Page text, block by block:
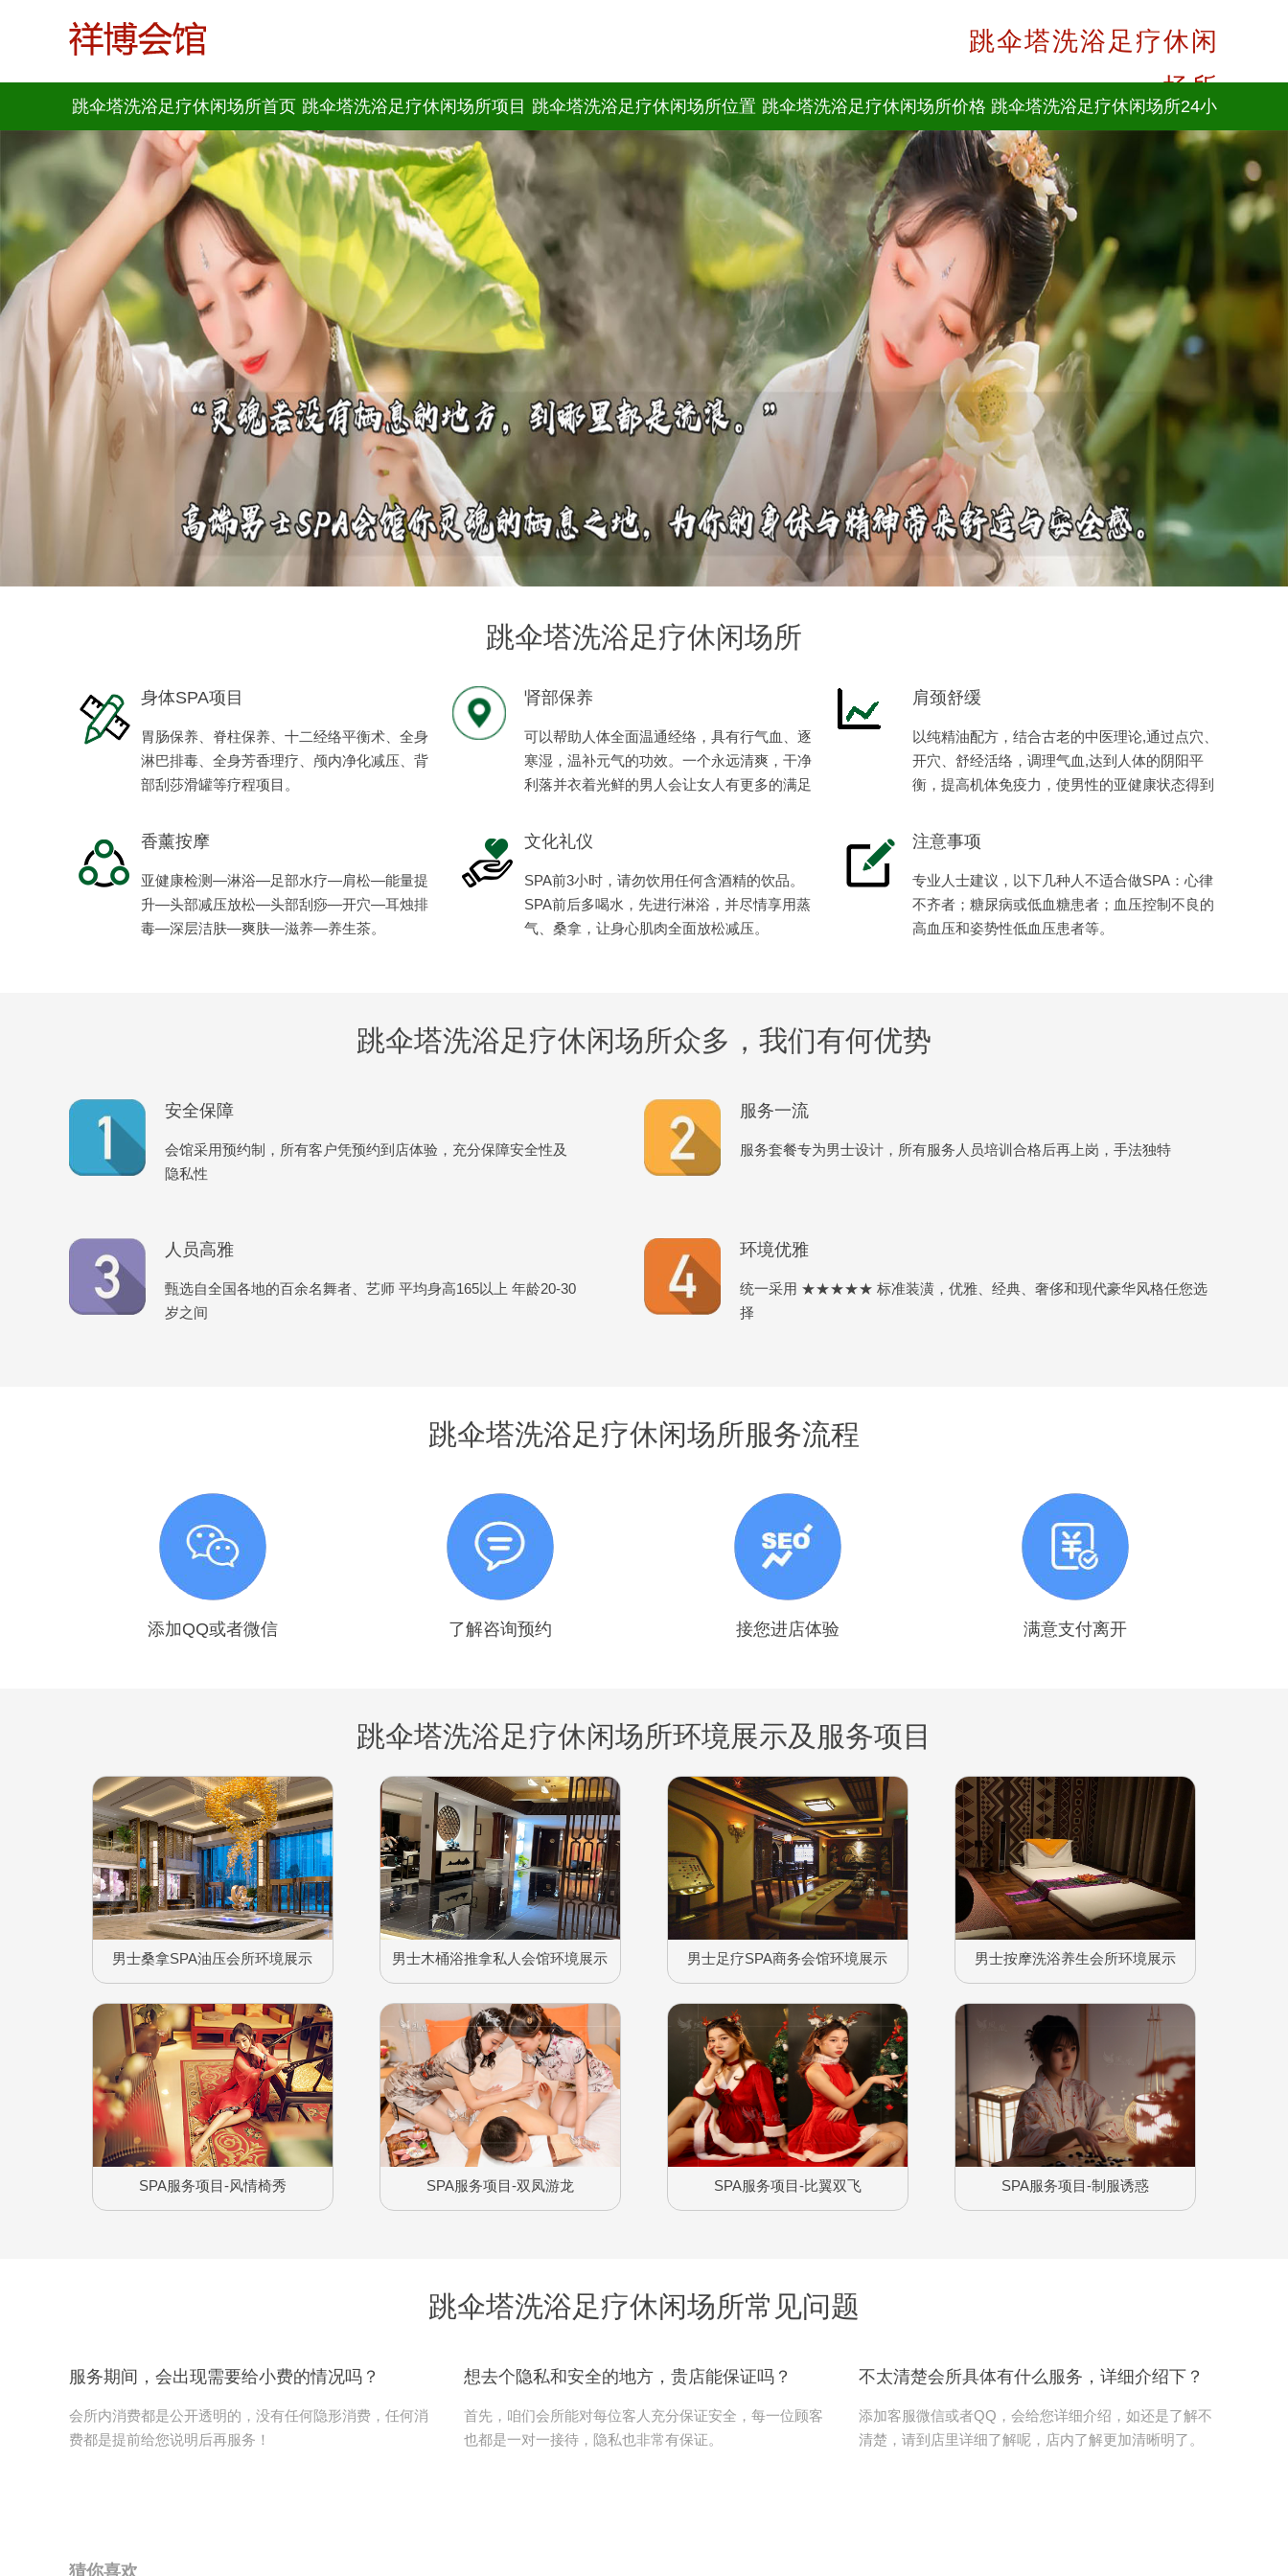
跳伞塔洗浴足疗休闲
场所
跳伞塔洗浴足疗休闲场所首页 跳伞塔洗浴足疗休闲场所项目 跳伞塔洗浴足疗休闲场所位置 跳伞塔洗浴足疗休闲场所价格 跳伞塔洗浴足疗休闲场所24小
跳伞塔洗浴足疗休闲场所
身体SPA项目
胃肠保养、脊柱保养、十二经络平衡术、全身
淋巴排毒、全身芳香理疗、颅内净化减压、背
部刮莎滑罐等疗程项目。
肾部保养
可以帮助人体全面温通经络，具有行气血、逐
寒湿，温补元气的功效。一个永远清爽，干净
利落并衣着光鲜的男人会让女人有更多的满足
肩颈舒缓
以纯精油配方，结合古老的中医理论,通过点穴、
开穴、舒经活络，调理气血,达到人体的阴阳平
衡，提高机体免疫力，使男性的亚健康状态得到
香薰按摩
亚健康检测—淋浴—足部水疗—肩松—能量提
升—头部减压放松—头部刮痧—开穴—耳烛排
毒—深层洁肤—爽肤—滋养—养生茶。
文化礼仪
SPA前3小时，请勿饮用任何含酒精的饮品。
SPA前后多喝水，先进行淋浴，并尽情享用蒸
气、桑拿，让身心肌肉全面放松减压。
注意事项
专业人士建议，以下几种人不适合做SPA：心律
不齐者；糖尿病或低血糖患者；血压控制不良的
高血压和姿势性低血压患者等。
跳伞塔洗浴足疗休闲场所众多，我们有何优势
安全保障
会馆采用预约制，所有客户凭预约到店体验，充分保障安全性及
隐私性
服务一流
服务套餐专为男士设计，所有服务人员培训合格后再上岗，手法独特
人员高雅
甄选自全国各地的百余名舞者、艺师 平均身高165以上 年龄20-30
岁之间
环境优雅
统一采用 ★★★★★ 标准装潢，优雅、经典、奢侈和现代豪华风格任您选
择
跳伞塔洗浴足疗休闲场所服务流程
添加QQ或者微信 了解咨询预约 接您进店体验 满意支付离开
跳伞塔洗浴足疗休闲场所环境展示及服务项目
男士桑拿SPA油压会所环境展示 男士木桶浴推拿私人会馆环境展示 男士足疗SPA商务会馆环境展示 男士按摩洗浴养生会所环境展示
SPA服务项目-风情椅秀 SPA服务项目-双凤游龙 SPA服务项目-比翼双飞 SPA服务项目-制服诱惑
跳伞塔洗浴足疗休闲场所常见问题
服务期间，会出现需要给小费的情况吗？
会所内消费都是公开透明的，没有任何隐形消费，任何消
费都是提前给您说明后再服务！
想去个隐私和安全的地方，贵店能保证吗？
首先，咱们会所能对每位客人充分保证安全，每一位顾客
也都是一对一接待，隐私也非常有保证。
不太清楚会所具体有什么服务，详细介绍下？
添加客服微信或者QQ，会给您详细介绍，如还是了解不
清楚，请到店里详细了解呢，店内了解更加清晰明了。
猜你喜欢